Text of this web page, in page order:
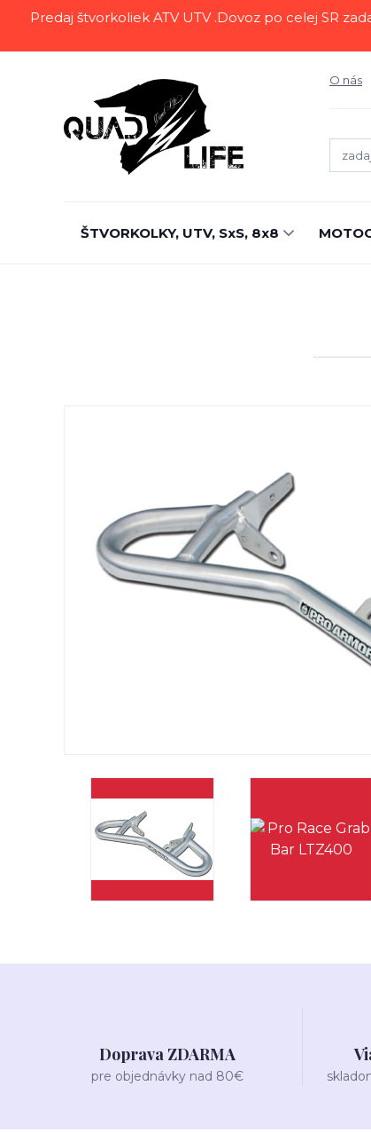
Predaj štvorkoliek ATV UTV .Dovoz po celej SR
O nás
ŠTVORKOLKY, UTV, SxS, 8x8
Doprava ZDARMA
pre objednávky nad 80€